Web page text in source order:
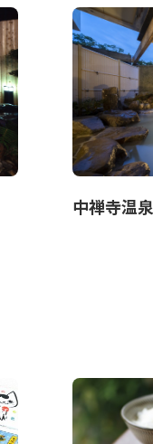
中禅寺温泉